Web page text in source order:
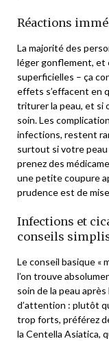
Réactions
La majorité des
léger gonflement,
superficielles – ça
effets s’effacent en
triturer la peau, et si
soin. Les
infections, restent
surtout si votre
prenez des
une petite coupure
prudence est de
Infections et
conseils
Le conseil basique «
l’on trouve
soin de la peau
d’attention : plutôt
trop forts, préférez
la Centella Asiatica,